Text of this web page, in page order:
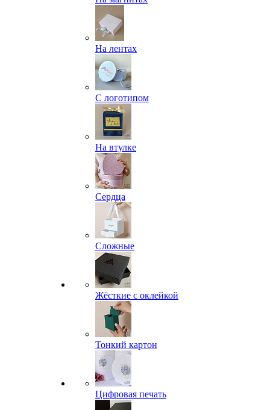
На лентах
С логотипом
На втулке
Сердца
Сложные
Жёсткие с оклейкой
Тонкий картон
Цифровая печать